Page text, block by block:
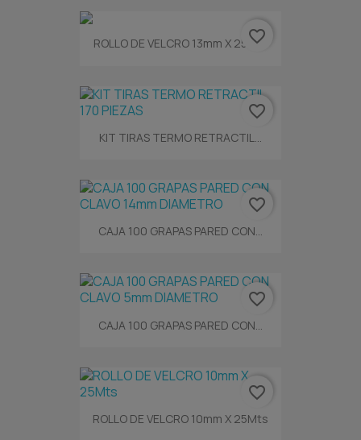
ROLLO DE VELCRO 13mm X 25Mts
favorite_border
KIT TIRAS TERMO RETRACTIL...
favorite_border
CAJA 100 GRAPAS PARED CON...
favorite_border
CAJA 100 GRAPAS PARED CON...
favorite_border
ROLLO DE VELCRO 10mm X 25Mts
favorite_border